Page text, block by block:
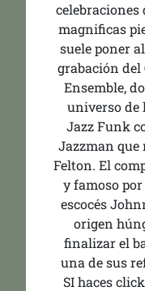
celebraciones
magnificas
suele poner
grabación del
Ensemble,
universo de
Jazz Funk
Jazzman que
Felton. El
y famoso
escocés
origen
finalizar el
una de sus
SI haces